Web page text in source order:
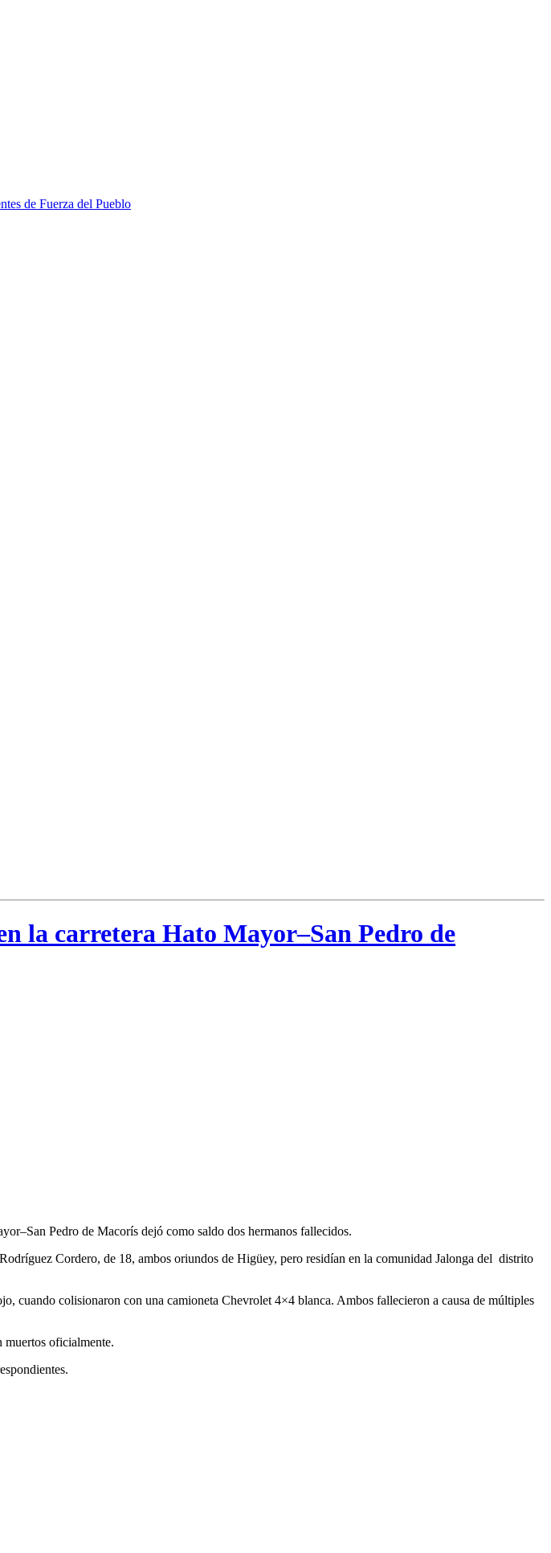
de Fuerza del Pueblo
la carretera Hato Mayor–San Pedro de
Pedro de Macorís dejó como saldo dos hermanos fallecidos.
Cordero, de 18, ambos oriundos de Higüey, pero residían en la comunidad Jalonga del distrito
cuando colisionaron con una camioneta Chevrolet 4×4 blanca. Ambos fallecieron a causa de múltiples
oficialmente.